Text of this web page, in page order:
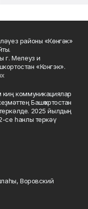
районы «Көнгәк»
г. Мелеуз и
«Конгэк».
коммуникациялар
Башҡортостан
2025 йылдың
се һанлы теркәү
Воровский